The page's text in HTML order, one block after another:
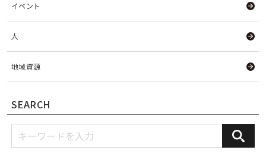
イベント
人
地域資源
SEARCH